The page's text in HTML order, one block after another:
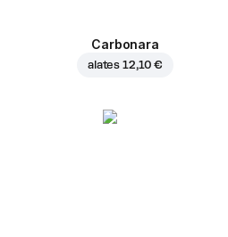
Carbonara
alates 12,10 €